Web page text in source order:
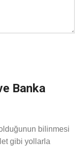
Banka
bilinmesi
gibi yollarla